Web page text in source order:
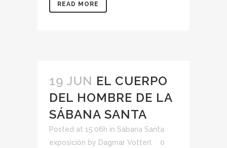
READ MORE
19 JUN EL CUERPO
DEL HOMBRE DE LA
SÁBANA SANTA
Posted at 15:06h in Sábana Santa
exposición by Dagmar Votterl
0